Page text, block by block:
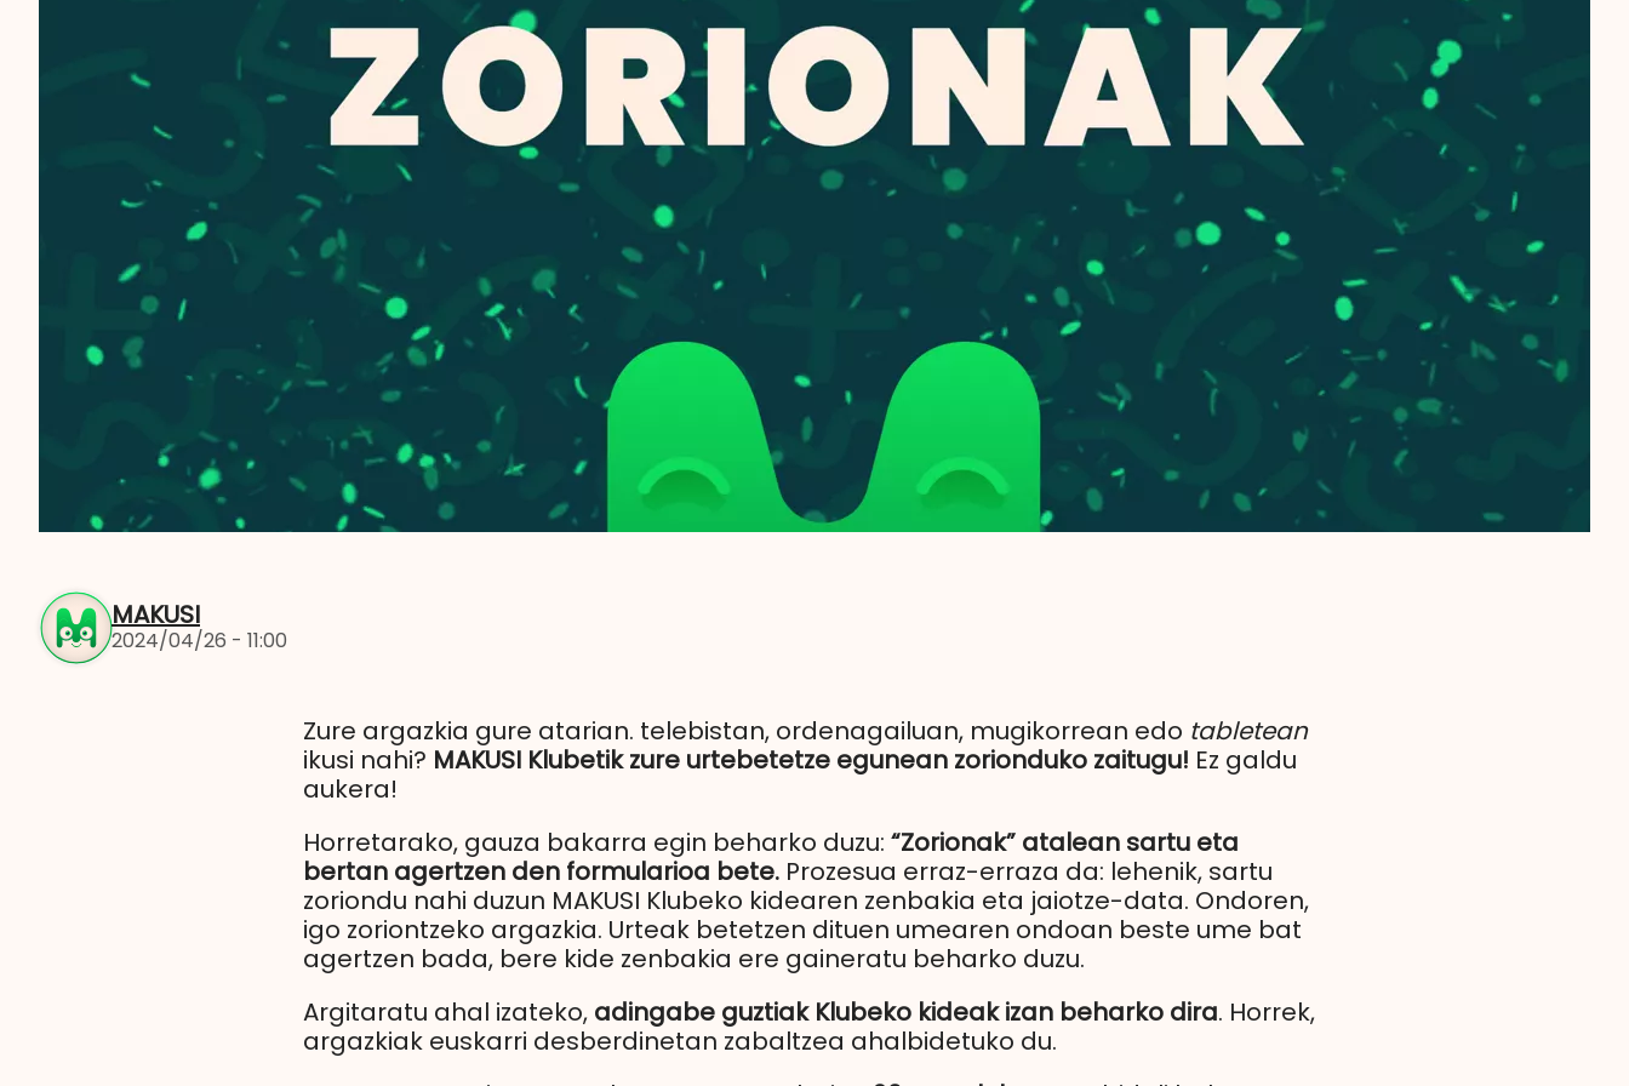
MAKUSI
2024/04/26 - 11:00
Zure argazkia gure atarian. telebistan, ordenagailuan, mugikorrean edo tabletean
ikusi nahi? MAKUSI Klubetik zure urtebetetze egunean zorionduko zaitugu! Ez galdu
aukera!
Horretarako, gauza bakarra egin beharko duzu: “Zorionak” atalean sartu eta
bertan agertzen den formularioa bete.Prozesua erraz-erraza da: lehenik, sartu
zoriondu nahi duzun MAKUSI Klubeko kidearen zenbakia eta jaiotze-data. Ondoren,
igo zoriontzeko argazkia. Urteak betetzen dituen umearen ondoan beste ume bat
agertzen bada, bere kide zenbakia ere gaineratu beharko duzu.
Argitaratu ahal izateko, adingabe guztiak Klubeko kideak izan beharko dira. Horrek,
argazkiak euskarri desberdinetan zabaltzea ahalbidetuko du.